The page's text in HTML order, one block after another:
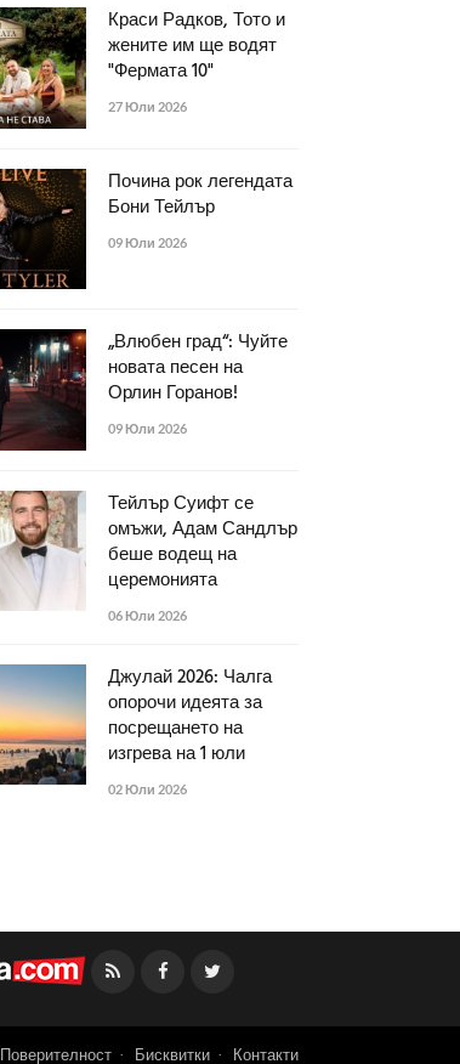
Краси Радков, Тото и
жените им ще водят
"Фермата 10"
27 Юли 2026
Почина рок легендата
Бони Тейлър
09 Юли 2026
„Влюбен град“: Чуйте
новата песен на
Орлин Горанов!
09 Юли 2026
Тейлър Суифт се
омъжи, Адам Сандлър
беше водещ на
церемонията
06 Юли 2026
Джулай 2026: Чалга
опорочи идеята за
посрещането на
изгрева на 1 юли
02 Юли 2026
Facebook
Поверителност Бисквитки Контакти